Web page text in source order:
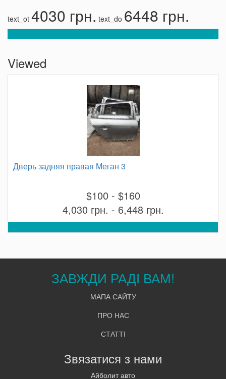
text_ot 4030 грн. text_do 6448 грн.
Viewed
Дверь задняя правая Меган 3
$100 - $160
4,030 грн. - 6,448 грн.
ЗАВЖДИ РАДІ ВАМ!
МАПА САЙТУ
ПРО НАС
СТАТТІ
Звязатися з нами
Айболит авто